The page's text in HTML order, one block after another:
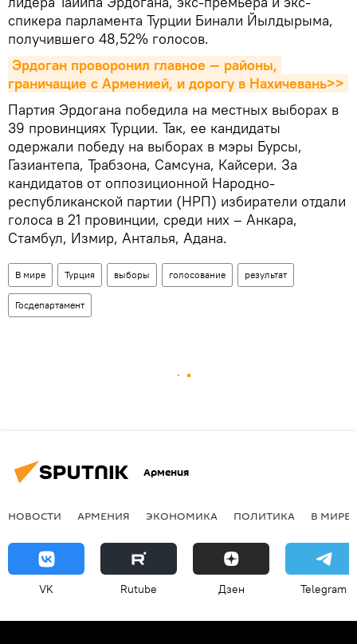
спикера парламента Турции Бинали Йылдырыма,
получившего 48,52% голосов.
Эрдоган проворонил главное — районы,
граничащие с Арменией, и дорогу в Нахичевань>>
Партия Эрдогана победила на местных выборах в
39 провинциях Турции. Так, ее кандидаты
одержали победу на выборах в мэры Бурсы,
Газиантепа, Трабзона, Самсуна, Кайсери. За
кандидатов от оппозиционной Народно-
республиканской партии (НРП) избиратели отдали
голоса в 21 провинции, среди них – Анкара,
Стамбул, Измир, Анталья, Адана.
В мире Турция выборы голосование результат
Госдепартамент
Армения
НОВОСТИ АРМЕНИЯ ЭКОНОМИКА ПОЛИТИКА В МИРЕ
VK Rutube Дзен Telegram